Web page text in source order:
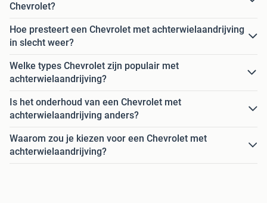
Chevrolet?
Hoe presteert een Chevrolet met achterwielaandrijving
in slecht weer?
Welke types Chevrolet zijn populair met
achterwielaandrijving?
Is het onderhoud van een Chevrolet met
achterwielaandrijving anders?
Waarom zou je kiezen voor een Chevrolet met
achterwielaandrijving?